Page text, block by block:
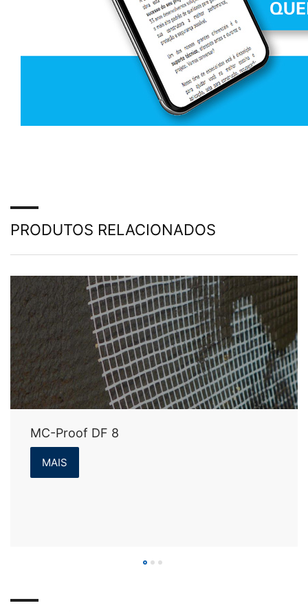
PRODUTOS RELACIONADOS
MC-Proof DF 8
MAIS